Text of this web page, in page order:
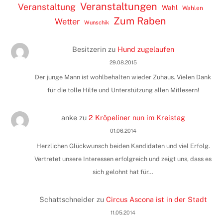
Veranstaltung Veranstaltungen Wahl Wahlen
Wetter Wunschik Zum Raben
Besitzerinzu Hund zugelaufen
29.08.2015
Der junge Mann ist wohlbehalten wieder Zuhaus. Vielen Dank
für die tolle Hilfe und Unterstützung allen Mitlesern!
ankezu 2 Kröpeliner nun im Kreistag
01.06.2014
Herzlichen Glückwunsch beiden Kandidaten und viel Erfolg.
Vertretet unsere Interessen erfolgreich und zeigt uns, dass es
sich gelohnt hat für…
Schattschneider zu Circus Ascona ist in der Stadt
11.05.2014